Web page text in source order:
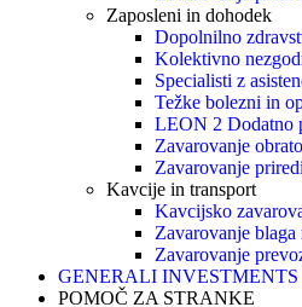
Zaposleni in dohodek
Dopolnilno
Kolektivno
Specialisti z
Težke bolezni in
LEON 2 Dodatno
Zavarovanje
Zavarovanje
Kavcije in transport
Kavcijsko
Zavarovanje
Zavarovanje
GENERALI INVESTMENTS
POMOČ ZA STRANKE